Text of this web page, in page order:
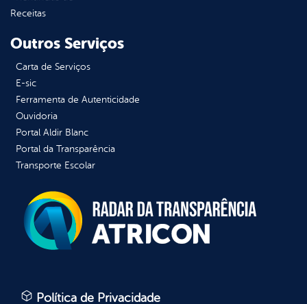
Receitas
Outros Serviços
Carta de Serviços
E-sic
Ferramenta de Autenticidade
Ouvidoria
Portal Aldir Blanc
Portal da Transparência
Transporte Escolar
Política de Privacidade